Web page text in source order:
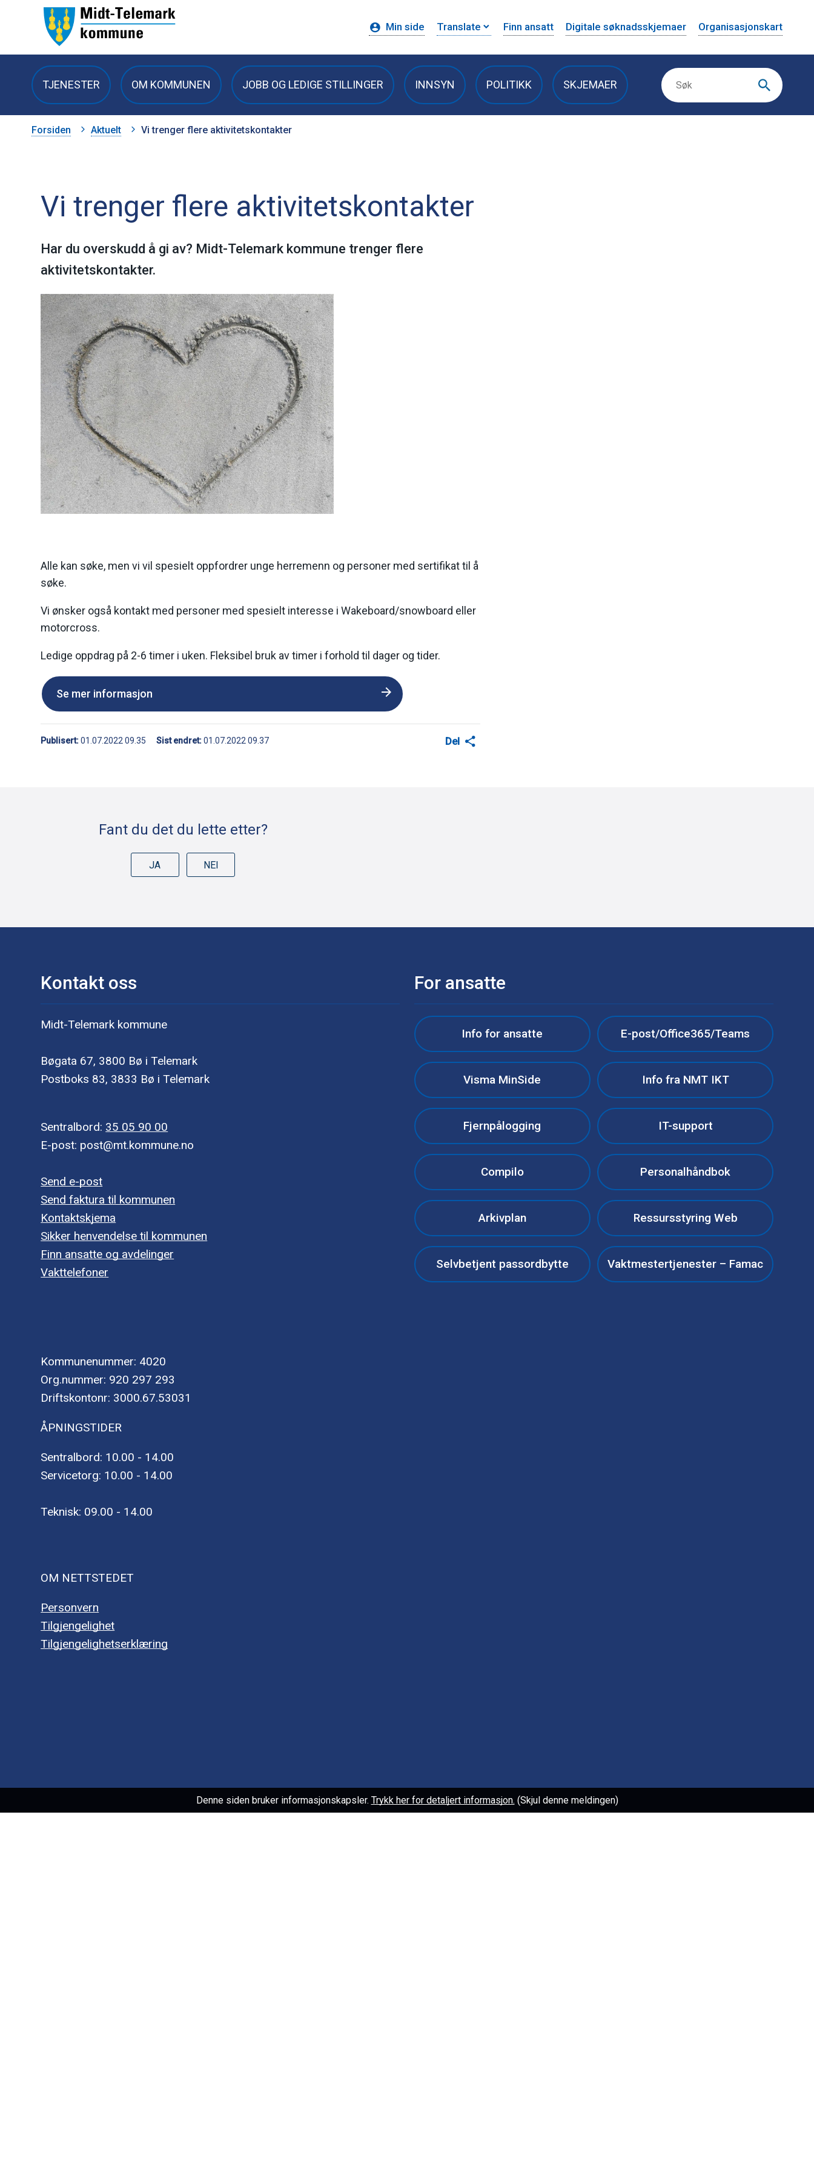
Midt-
Telemark
kommune
Min side Translate Finn ansatt Digitale søknadsskjemaer Organisasjonskart
TJENESTER OM KOMMUNEN JOBB OG LEDIGE STILLINGER INNSYN POLITIKK SKJEMAER
Du
Forsiden Aktuelt Vi trenger flere aktivitetskontakter
Vi trenger flere aktivitetskontakter
Har du overskudd å gi av? Midt-Telemark kommune trenger flere
aktivitetskontakter.
Alle kan søke, men vi vil spesielt oppfordrer unge herremenn og personer med sertifikat til å
søke.
Vi ønsker også kontakt med personer med spesielt interesse i Wakeboard/snowboard eller
motorcross.
Ledige oppdrag på 2-6 timer i uken. Fleksibel bruk av timer i forhold til dager og tider.
Se mer informasjon
Publisert 01.07.2022 09.35 Sist endret 01.07.2022 09.37 Del
Fant du det du lette etter?
JA NEI
Kontakt oss
Midt-Telemark kommune
Bøgata 67, 3800 Bø i Telemark
Postboks 83, 3833 Bø i Telemark
Sentralbord: 35 05 90 00
E-post: post@mt.kommune.no
Send e-post
Send faktura til kommunen
Kontaktskjema
Sikker henvendelse til kommunen
Finn ansatte og avdelinger
Vakttelefoner
Kommunenummer: 4020
Org.nummer: 920 297 293
Driftskontonr: 3000.67.53031
ÅPNINGSTIDER
Sentralbord: 10.00 - 14.00
Servicetorg: 10.00 - 14.00
Teknisk: 09.00 - 14.00
OM NETTSTEDET
Personvern
Tilgjengelighet
Tilgjengelighetserklæring
For ansatte
Info for ansatte E-post/Office365/Teams
Visma MinSide Info fra NMT IKT
Fjernpålogging IT-support
Compilo Personalhåndbok
Arkivplan Ressursstyring Web
Selvbetjent passordbytte Vaktmestertjenester – Famac
Denne siden bruker informasjonskapsler. Trykk her for detaljert informasjon. (Skjul denne meldingen)